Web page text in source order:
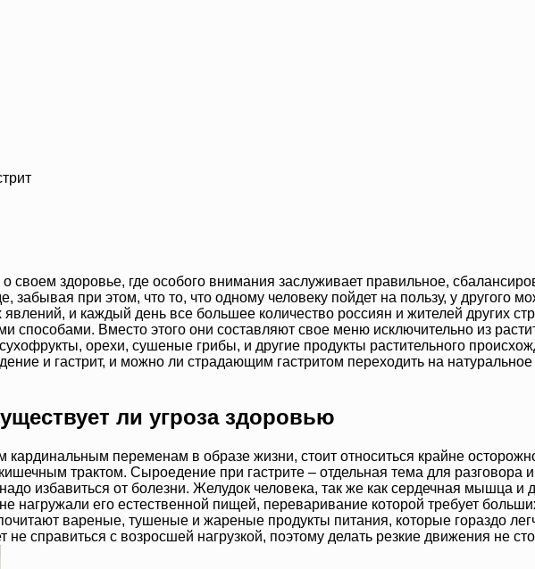
своем здоровье, где особого внимания заслуживает правильное,
при этом, что то, что одному человеку пойдет на пользу, у другого
и каждый день все большее количество россиян и жителей других
способами. Вместо этого они составляют свое меню исключительно из
орехи, сушеные грибы, и другие продукты растительного
и гастрит, и можно ли страдающим гастритом переходить на
ли угроза здоровью
кардинальным переменам в образе жизни, стоит относиться крайне
трактом. Сыроедение при гастрите – отдельная тема для разговора
избавиться от болезни. Желудок человека, так же как сердечная мышца
нагружали его естественной пищей, переваривание которой требует
вареные, тушеные и жареные продукты питания, которые гораздо
справиться с возросшей нагрузкой, поэтому делать резкие движения не